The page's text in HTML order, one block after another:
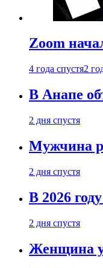
Zoom
4 года спустя2
В Анапе
2 дня спустя
Мужчина
2 дня спустя
В 2026
2 дня спустя
Женщина